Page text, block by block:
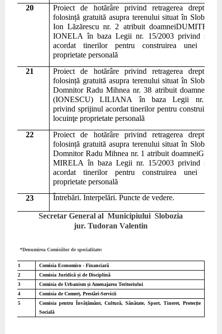
20
Proiect de hotărâre privind retragerea dreptului
folosință gratuită asupra terenului situat în Slobozia
Ion Lăzărescu nr. 2 atribuit doamnei
IONELA în baza Legii nr.
15/2003 privind
acordat tinerilor pentru construirea unei
proprietate personală
21
Proiect de hotărâre privind retragerea dreptului
folosință gratuită asupra terenului situat în Slobozia
Domnitor Radu Mihnea nr. 38 atribuit doamnei
(IONESCU) LILIANA
în baza Legii nr.15/
privind sprijinul acordat tinerilor pentru construirea
locuinţe proprietate personală
22
Proiect de hotărâre privind retragerea dreptului
folosință gratuită asupra terenului situat în Slobozia
Domnitor Radu Mihnea nr. 1 atribuit doamnei
MIRELA în baza Legii nr. 15/2003 privind
acordat tinerilor pentru construirea unei
proprietate personală
23
Întrebări. Interpelări. Puncte de vedere.
Secretar General al Municipiului Slobozia
jur. Tudoran Valentin
*Denumirea Comisiilor de specialitate:
1
Comisia Economico - Financiară
2
Comisia Juridică și de Disciplină
3
Comisia de Urbanism și Amenajarea Teritoriului
4
Comisia de Comerț, Prestări-Servicii
5
Comisia pentru Învățământ, Cultură, Sănătate, Sport, Tineret, Protecție
Socială